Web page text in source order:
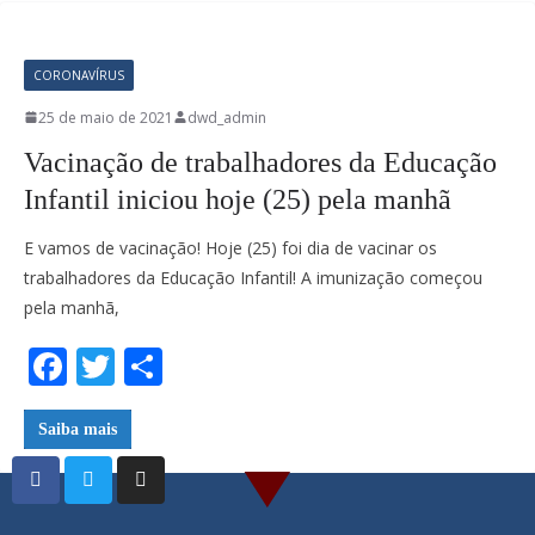
o
k
CORONAVÍRUS
25 de maio de 2021 dwd_admin
Vacinação de trabalhadores da Educação
Infantil iniciou hoje (25) pela manhã
E vamos de vacinação! Hoje (25) foi dia de vacinar os
trabalhadores da Educação Infantil! A imunização começou
pela manhã,
F
ac
e
b
o
T
w
itt
er
ar
e
Saiba mais